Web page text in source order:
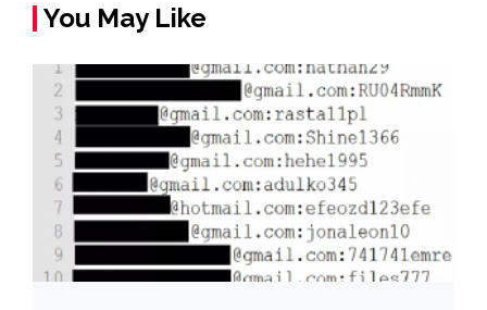
You May Like